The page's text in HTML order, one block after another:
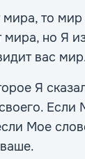
то
мира, но Я
вас
Я
Если
Мое